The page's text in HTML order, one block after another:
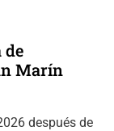
de
Marín
después de